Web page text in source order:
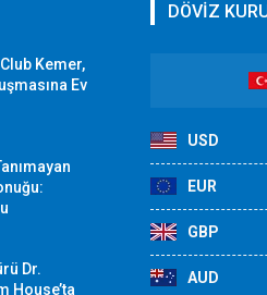
Kemer,
Ev
Dr.
House’ta
DÖVİZ
USD
EUR
GBP
AUD